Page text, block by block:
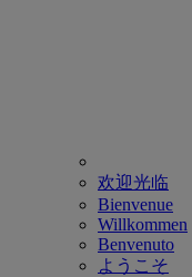
欢迎光临
Bienvenue
Willkommen
Benvenuto
ようこそ